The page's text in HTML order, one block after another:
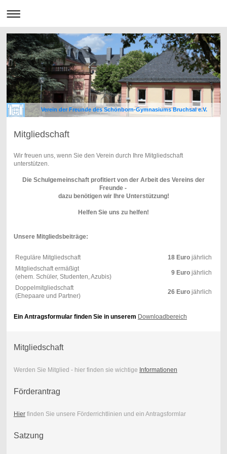
Verein der Freunde des Schönborn-Gymnasiums Bruchsal e.V.
Mitgliedschaft
Wir freuen uns, wenn Sie den Verein durch Ihre Mitgliedschaft
unterstützen.
Die Schulgemeinschaft profitiert von der Arbeit des Vereins der
Freunde -
dazu benötigen wir Ihre Unterstützung!
Helfen Sie uns zu helfen!
Unsere Mitgliedsbeiträge:
Reguläre Mitgliedschaft 18 Eurojährlich
Mitgliedschaft ermäßigt
(ehem. Schüler, Studenten, Azubis)
9 Eurojährlich
Doppelmitgliedschaft
(Ehepaare und Partner)
26 Eurojährlich
Ein Antragsformular finden Sie in unserem Downloadbereich
Mitgliedschaft
Werden Sie Mitglied - hier finden sie wichtige Informationen
Förderantrag
Hierfinden Sie unsere Förderrichtlinien und ein Antragsformlar
Satzung